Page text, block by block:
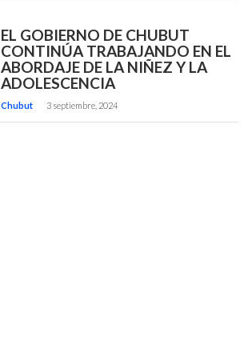
EL GOBIERNO DE CHUBUT
CONTINÚA TRABAJANDO EN EL
ABORDAJE DE LA NIÑEZ Y LA
ADOLESCENCIA
Chubut 3 septiembre, 2024